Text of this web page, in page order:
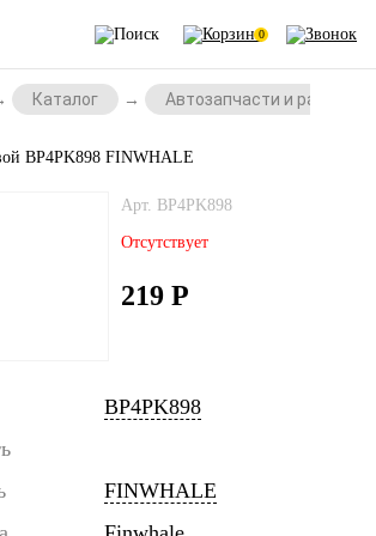
0
Каталог Автозапчасти и
BP4PK898 FINWHALE
Арт. BP4PK898
Отсутствует
219 Р
BP4PK898
FINWHALE